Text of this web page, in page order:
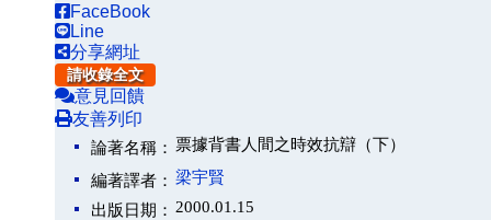
FaceBook
Line
分享網址
請收錄全文
意見回饋
友善列印
論著名稱： 票據背書人間之時效抗辯（下）
編著譯者： 梁宇賢
出版日期： 2000.01.15